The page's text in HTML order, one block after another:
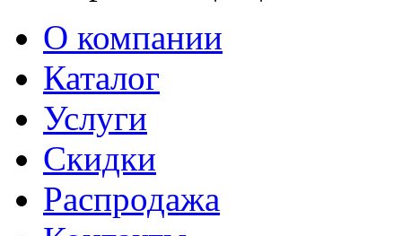
О компании
Каталог
Услуги
Скидки
Распродажа